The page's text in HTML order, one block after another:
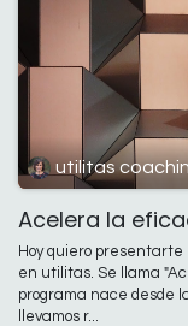
utilitas
Acelera la
Hoy quiero presentarte
en utilitas. Se llama
programa nace desde
llevamos r...